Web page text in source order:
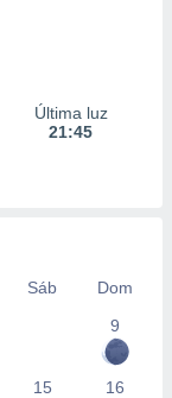
Última luz
21:45
Sáb
Dom
9
15 16